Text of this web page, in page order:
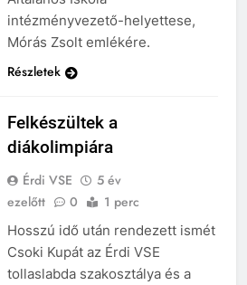
intézményvezető-helyettese,
Mórás Zsolt emlékére.
Részletek
Felkészültek a
diákolimpiára
Érdi VSE
5 év
ezelőtt
0 1 perc
Hosszú idő után rendezett ismét
Csoki Kupát az Érdi VSE
tollaslabda szakosztálya és a